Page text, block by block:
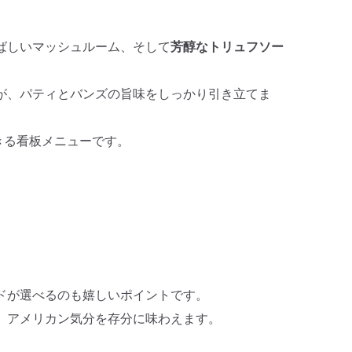
いマッシュルーム、そして芳醇なトリュフソー
パティとバンズの旨味をしっかり引き立てま
看板メニューです。
選べるのも嬉しいポイントです。
メリカン気分を存分に味わえます。